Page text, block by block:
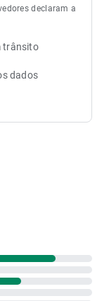
declaram a
trânsito
dados